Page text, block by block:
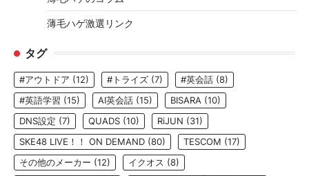
薄毛ハゲ激選リンク
タグ
#アウトドア (12) #トライズ (7) #英会話 (8)
#英語学習 (15) AI英会話 (15) BISARA (10)
DNS設定 (7) QUADS (10) RiJUN (31)
SKE48 LIVE！！ ON DEMAND (80) TESCOM (17)
その他のメーカー (12) イクオス (8)